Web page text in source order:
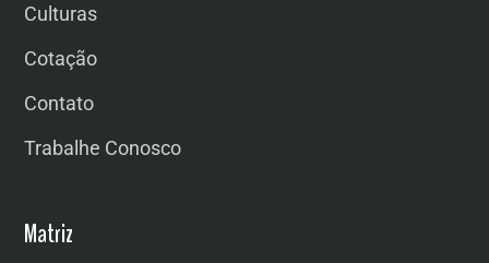
Culturas
Cotação
Contato
Trabalhe Conosco
Matriz